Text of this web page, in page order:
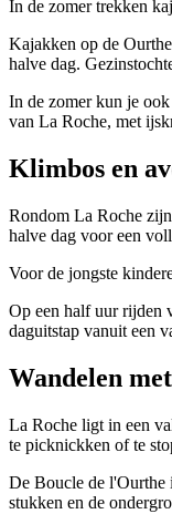
In de zomer trekken
Kajakken op de
halve dag.
In de zomer kun je
van La Roche, met
Klimbos en
Rondom La Roche
halve dag voor een
Voor de jongste
Op een half uur rijden
daguitstap vanuit een
Wandelen
La Roche ligt in een
te picknickken of te
De Boucle de l'Ourthe
stukken en de